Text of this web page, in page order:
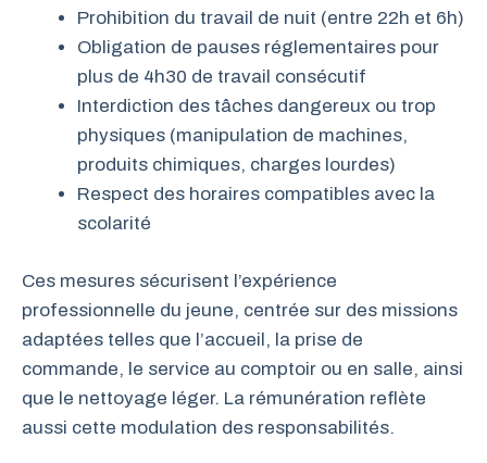
Prohibition du travail de nuit (entre 22h et 6h)
Obligation de pauses réglementaires pour
plus de 4h30 de travail consécutif
Interdiction des tâches dangereux ou trop
physiques (manipulation de machines,
produits chimiques, charges lourdes)
Respect des horaires compatibles avec la
scolarité
Ces mesures sécurisent l’expérience
professionnelle du jeune, centrée sur des missions
adaptées telles que l’accueil, la prise de
commande, le service au comptoir ou en salle, ainsi
que le nettoyage léger. La rémunération reflète
aussi cette modulation des responsabilités.